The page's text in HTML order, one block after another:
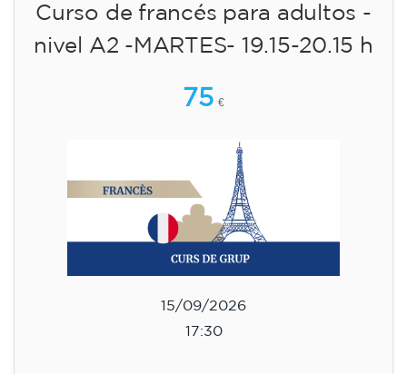
Curso de francés para adultos -
nivel A2 -MARTES- 19.15-20.15 h
75 €
15/09/2026
17:30